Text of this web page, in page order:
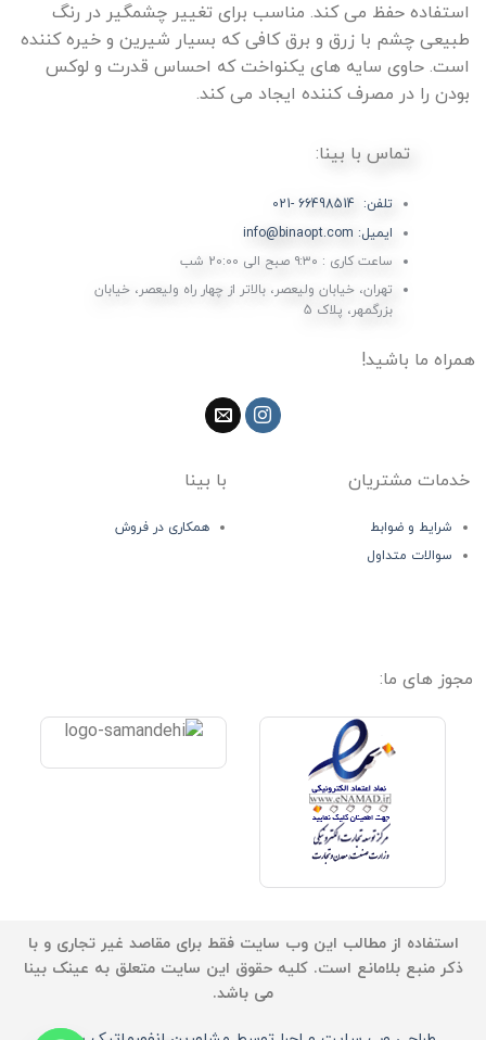
استفاده حفظ می کند. مناسب برای تغییر چشمگیر در رنگ
طبیعی چشم با زرق و برق کافی که بسیار شیرین و خیره کننده
است. حاوی سایه های یکنواخت که احساس قدرت و لوکس
بودن را در مصرف کننده ایجاد می کند.
تماس با بینا:
تلفن: 66498514 -021
ایمیل: info@binaopt.com
ساعت کاری : ۹:۳۰ صبح الی 20:00 شب
تهران، خیابان ولیعصر، بالاتر از چهار راه ولیعصر، خیابان
بزرگمهر، پلاک 5
همراه ما باشید!
خدمات مشتریان
شرایط و ضوابط
سوالات متداول
با بینا
همکاری در فروش
مجوز های ما:
استفاده از مطالب این وب سایت فقط برای مقاصد غیر تجاری و با
ذکر منبع بلامانع است. کلیه حقوق این سایت متعلق به عینک بینا
می باشد.